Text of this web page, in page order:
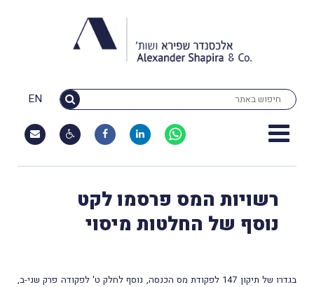
EN
רשויות המס פרסמו לקט
נוסף של החלטות מיסוי
בגדרו של תיקון 147 לפקודת מס הכנסה, נוסף לחלק ט' לפקודה פרק שני-ב,